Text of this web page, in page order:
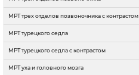
МРТ трех отделов позвоночника с контрастом
МРТ турецкого седла
МРТ турецкого седла с контрастом
МРТ уха и головного мозга